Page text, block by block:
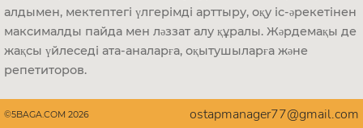
алдымен, мектептегі үлгерімді арттыру, оқу іс-әрекетінен
максималды пайда мен ләззат алу құралы. Жәрдемақы де
жақсы үйлеседі ата-аналарға, оқытушыларға және
репетиторов.
©5BAGA.COM 2026 ostapmanager77@gmail.com